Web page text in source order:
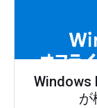
Windows
が